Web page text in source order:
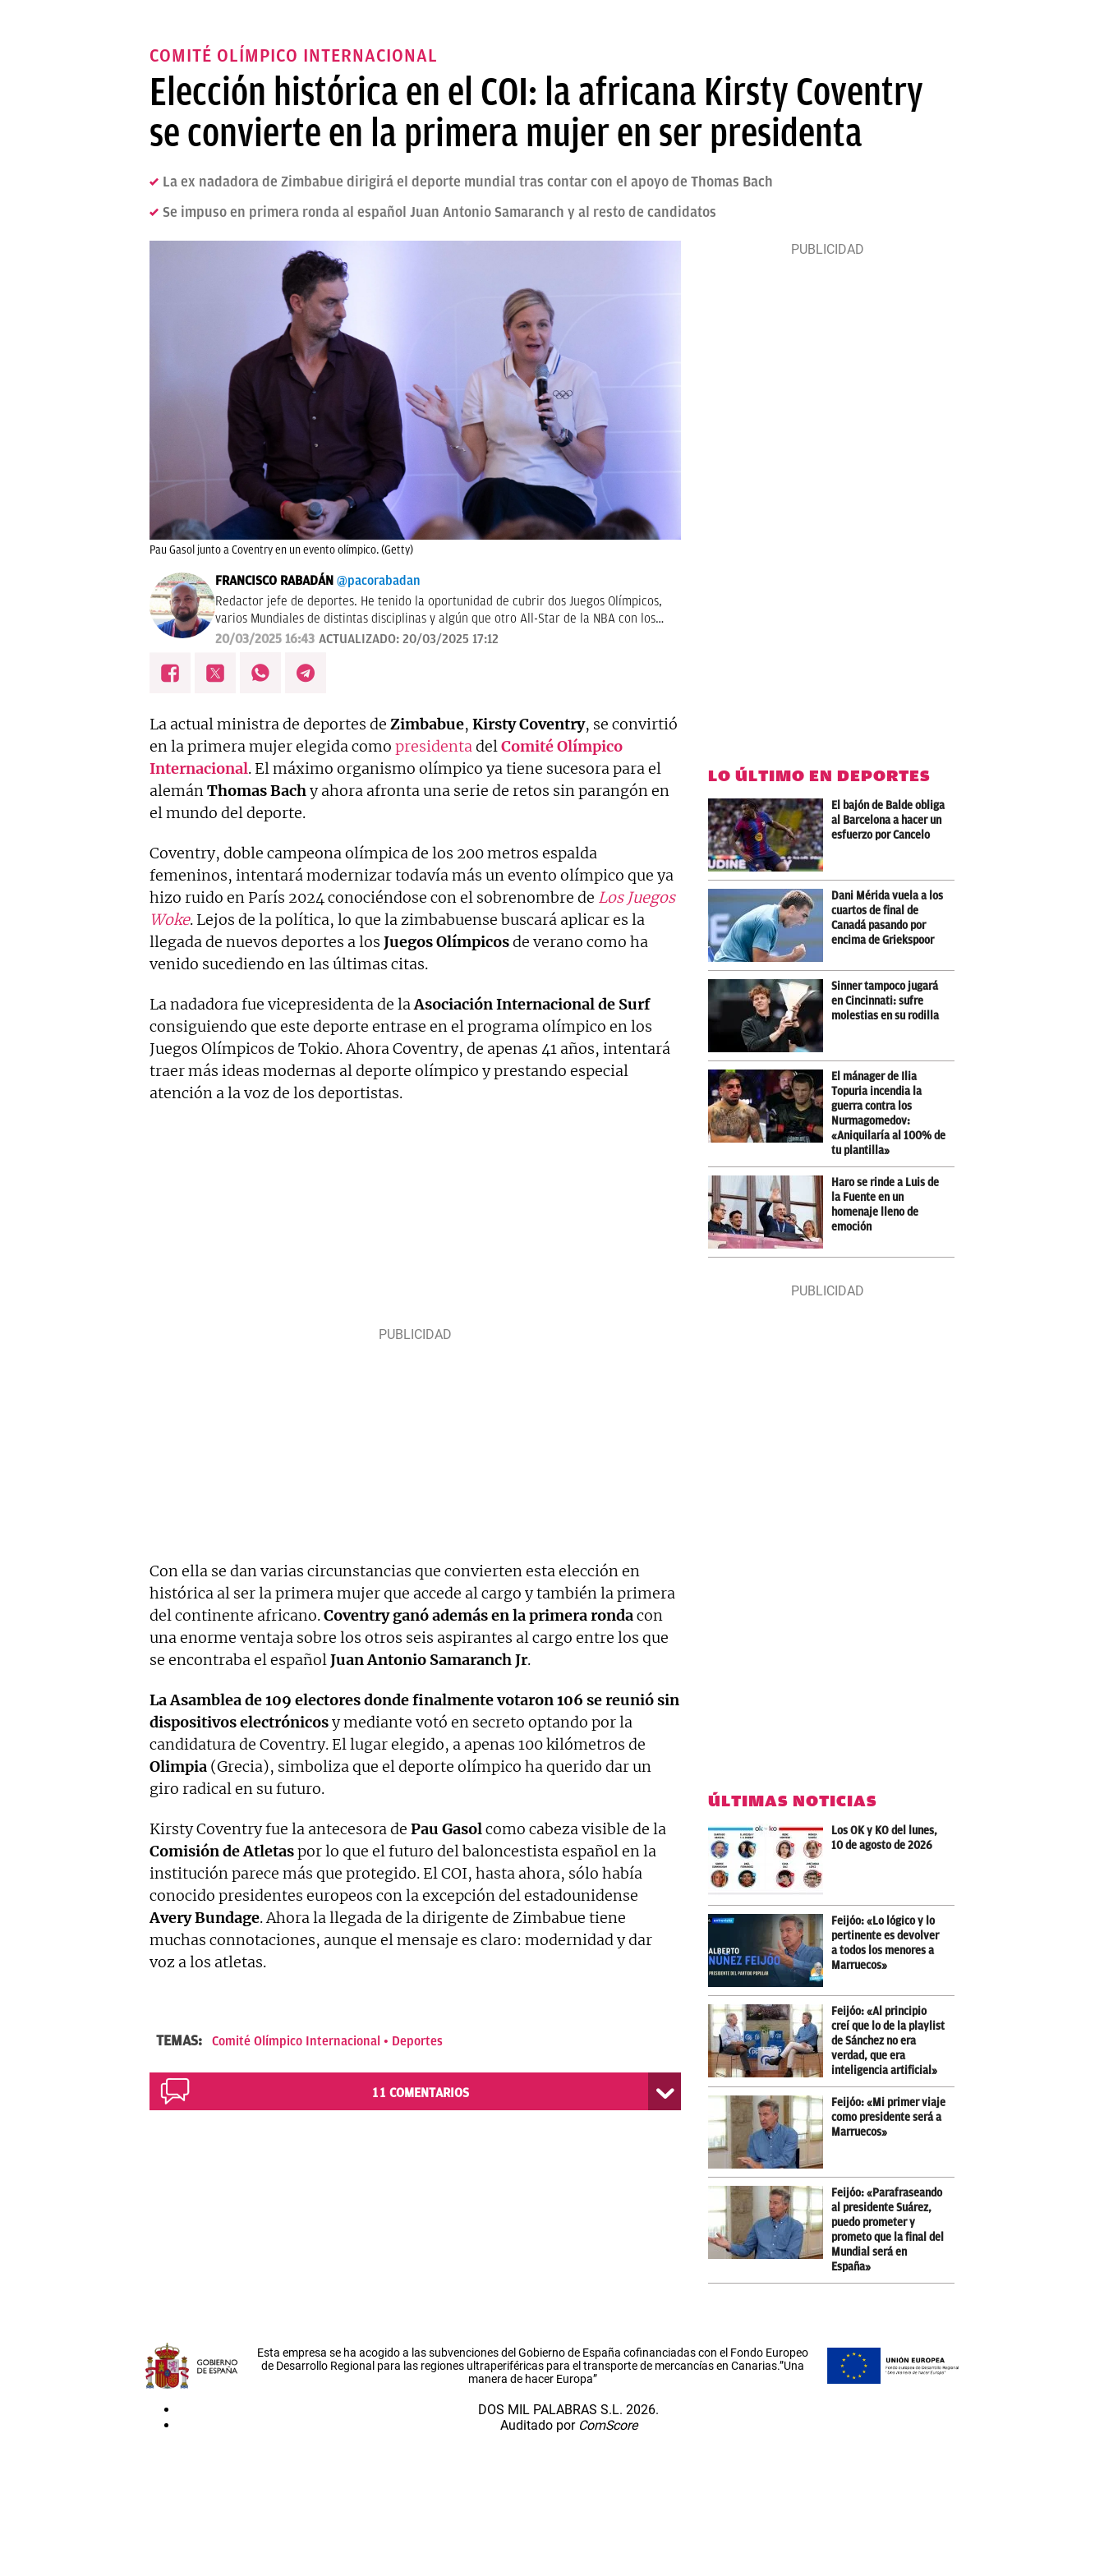
COMITÉ OLÍMPICO INTERNACIONAL
Elección histórica en el COI: la africana Kirsty Coventry
se convierte en la primera mujer en ser presidenta
La ex nadadora de Zimbabue dirigirá el deporte mundial tras contar con el apoyo de Thomas Bach
Se impuso en primera ronda al español Juan Antonio Samaranch y al resto de candidatos
Pau Gasol junto a Coventry en un evento olímpico. (Getty)
FRANCISCO RABADÁN @pacorabadan
Redactor jefe de deportes. He tenido la oportunidad de cubrir dos Juegos Olímpicos,
varios Mundiales de distintas disciplinas y algún que otro All-Star de la NBA con los
Gasol. De Córdoba y sin acento.
20/03/2025 16:43 ACTUALIZADO: 20/03/2025 17:12
La actual ministra de deportes de Zimbabue, Kirsty Coventry, se convirtió
en la primera mujer elegida como presidentadelComité Olímpico
Internacional. El máximo organismo olímpico ya tiene sucesora para el
alemánThomas Bachy ahora afronta una serie de retos sin parangón en
el mundo del deporte.
Coventry, doble campeona olímpica de los 200 metros espalda
femeninos, intentará modernizar todavía más un evento olímpico que ya
hizo ruido en París 2024 conociéndose con el sobrenombre de Los Juegos
Woke. Lejos de la política, lo que la zimbabuense buscará aplicar es la
llegada de nuevos deportes a los Juegos Olímpicosde verano como ha
venido sucediendo en las últimas citas.
La nadadora fue vicepresidenta de laAsociación Internacional de Surf
consiguiendo que este deporte entrase en el programa olímpico en los
Juegos Olímpicos de Tokio. Ahora Coventry, de apenas 41 años, intentará
traer más ideas modernas al deporte olímpico y prestando especial
atención a la voz de los deportistas.
Con ella se dan varias circunstancias que convierten esta elección en
histórica al ser la primera mujer que accede al cargo y también la primera
del continente africano.Coventry ganó además en la primera rondacon
una enorme ventaja sobre los otros seis aspirantes al cargo entre los que
se encontraba el españolJuan Antonio Samaranch Jr.
La Asamblea de 109 electores donde finalmente votaron 106 se reunió sin
dispositivos electrónicosy mediante votó en secreto optando por la
candidatura de Coventry. El lugar elegido, a apenas 100 kilómetros de
Olimpia (Grecia), simboliza que el deporte olímpico ha querido dar un
giro radical en su futuro.
Kirsty Coventry fue la antecesora de Pau Gasolcomo cabeza visible de la
Comisión de Atletaspor lo que el futuro del baloncestista español en la
institución parece más que protegido. El COI, hasta ahora, sólo había
conocido presidentes europeos con la excepción del estadounidense
Avery Bundage. Ahora la llegada de la dirigente de Zimbabue tiene
muchas connotaciones, aunque el mensaje es claro: modernidad y dar
voz a los atletas.
TEMAS: Comité Olímpico Internacional Deportes
11COMENTARIOS
LO ÚLTIMO EN DEPORTES
El bajón de Balde obliga
al Barcelona a hacer un
esfuerzo por Cancelo
Dani Mérida vuela a los
cuartos de final de
Canadá pasando por
encima de Griekspoor
Sinner tampoco jugará
en Cincinnati: sufre
molestias en su rodilla
El mánager de Ilia
Topuria incendia la
guerra contra los
Nurmagomedov:
«Aniquilaría al 100% de
tu plantilla»
Haro se rinde a Luis de
la Fuente en un
homenaje lleno de
emoción
ÚLTIMAS NOTICIAS
Los OK y KO del lunes,
10 de agosto de 2026
Feijóo: «Lo lógico y lo
pertinente es devolver
a todos los menores a
Marruecos»
Feijóo: «Al principio
creí que lo de la playlist
de Sánchez no era
verdad, que era
inteligencia artificial»
Feijóo: «Mi primer viaje
como presidente será a
Marruecos»
Feijóo: «Parafraseando
al presidente Suárez,
puedo prometer y
prometo que la final del
Mundial será en
España»
Esta empresa se ha acogido a las subvenciones del Gobierno de España cofinanciadas con el Fondo Europeo
de Desarrollo Regional para las regiones ultraperiféricas para el transporte de mercancías en Canarias.”Una
manera de hacer Europa”
DOS MIL PALABRAS S.L. 2026.
Auditado por ComScore